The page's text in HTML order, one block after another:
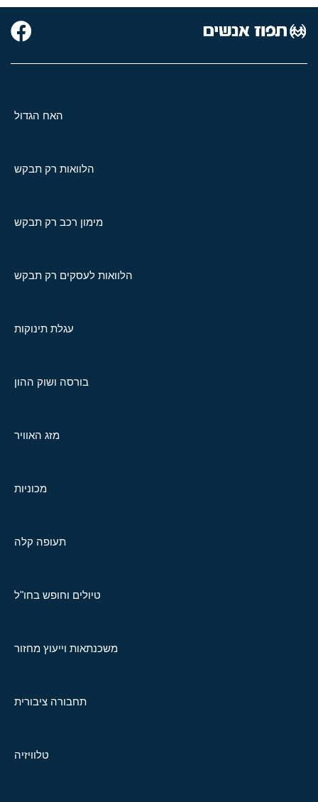
האח הגדול
הלוואות רק תבקש
מימון רכב רק תבקש
הלוואות לעסקים רק תבקש
עגלת תינוקות
בורסה ושוק ההון
מזג האוויר
מכוניות
תעופה קלה
טיולים וחופש בחו"ל
משכנתאות וייעוץ מחזור
תחבורה ציבורית
טלוויזיה